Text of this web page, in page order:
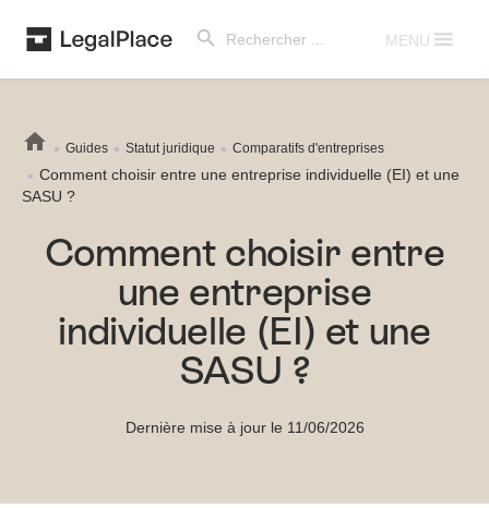
for:
MENU
Guides Statut juridique Comparatifs d'entreprises
Comment choisir entre une entreprise individuelle (EI) et une
SASU ?
Comment choisir entre
une entreprise
individuelle (EI) et une
SASU ?
Dernière mise à jour le 11/06/2026